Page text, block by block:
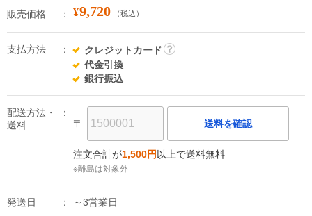
販売価格 ¥9,720 （税込）
支払方法
クレジットカード
代金引換
銀行振込
配送方法・
送料
〒 送料を確認
注文合計が1,500円 以上で送料無料
※離島は対象外
発送日 ～3営業日